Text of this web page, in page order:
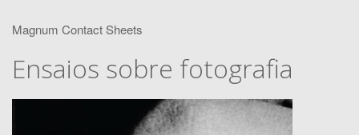
Magnum Contact Sheets
Ensaios sobre fotografia